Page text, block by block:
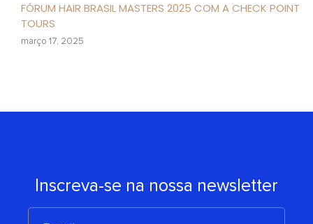
FÓRUM HAIR BRASIL MASTERS 2025 COM A CHECK POINT
TOURS
março 17, 2025
Inscreva-se na nossa newsletter
E-